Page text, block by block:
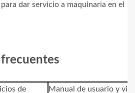
dar servicio a maquinaria en el
frecuentes
de
Manual de usuario y